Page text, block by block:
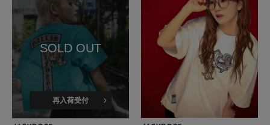
SOLD OUT
再入荷受付